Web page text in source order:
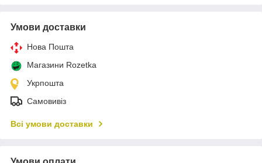
Умови доставки
Нова Пошта
Магазини Rozetka
Укрпошта
Самовивіз
Всі умови доставки